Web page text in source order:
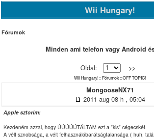
Wii Hungary!
Fórumok
Minden ami telefon vagy Android
Oldal: >>
Wii Hungary!::Fórumok::OFF TOPIC!
MongooseNX71
2011 aug 08 h , 05:04
Apple sztorim:
Kezdeném azzal, hogy ÚÚÚÚÚTÁLTAM ezt a "kis" cégecskét.
A vélt sznobsága, a vélt felhasználóbarátságtalansága ( huh,